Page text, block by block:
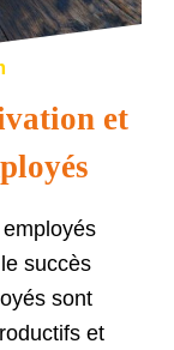
et
succès
sont
et